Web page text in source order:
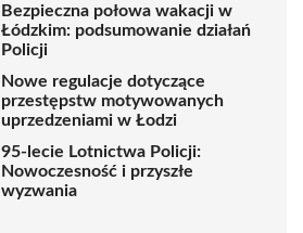
Bezpieczna połowa wakacji w
Łódzkim: podsumowanie działań
Policji
Nowe regulacje dotyczące
przestępstw motywowanych
uprzedzeniami w Łodzi
95-lecie Lotnictwa Policji:
Nowoczesność i przyszłe
wyzwania